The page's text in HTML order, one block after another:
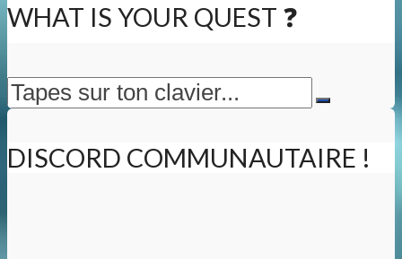
WHAT IS YOUR QUEST ❓
DISCORD COMMUNAUTAIRE !